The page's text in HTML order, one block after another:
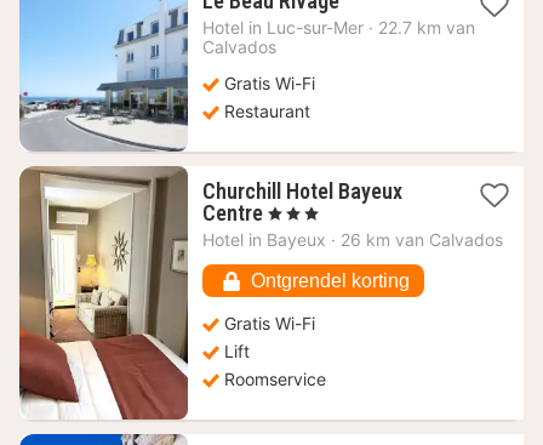
nacht
Hotel in Luc-sur-Mer · 22.7 km van
Calvados
Gratis Wi-Fi
Restaurant
Churchill Hotel Bayeux
Centre 1
nacht
vanaf
167,72
€
, 3 Sterren
Hotel in Bayeux · 26 km van Calvados
Ontgrendel korting
Gratis Wi-Fi
Lift
Roomservice